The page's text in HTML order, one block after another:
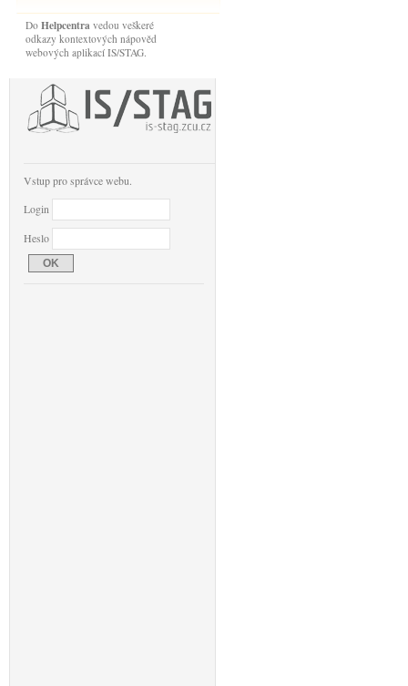
Do Helpcentra vedou veškeré
odkazy kontextových nápověd
webových aplikací IS/STAG.
Vstup pro správce webu.
Login
Heslo